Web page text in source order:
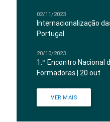
02/11/2023
Internacionalização
Portugal
20/10/2023
1.º Encontro Nacional
Formadoras | 20 out
VER MAIS